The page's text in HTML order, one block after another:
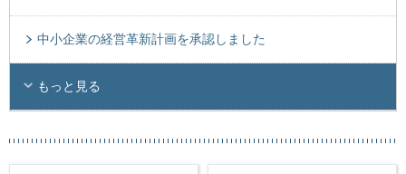
中小企業の経営革新計画を承認しました
もっと見る